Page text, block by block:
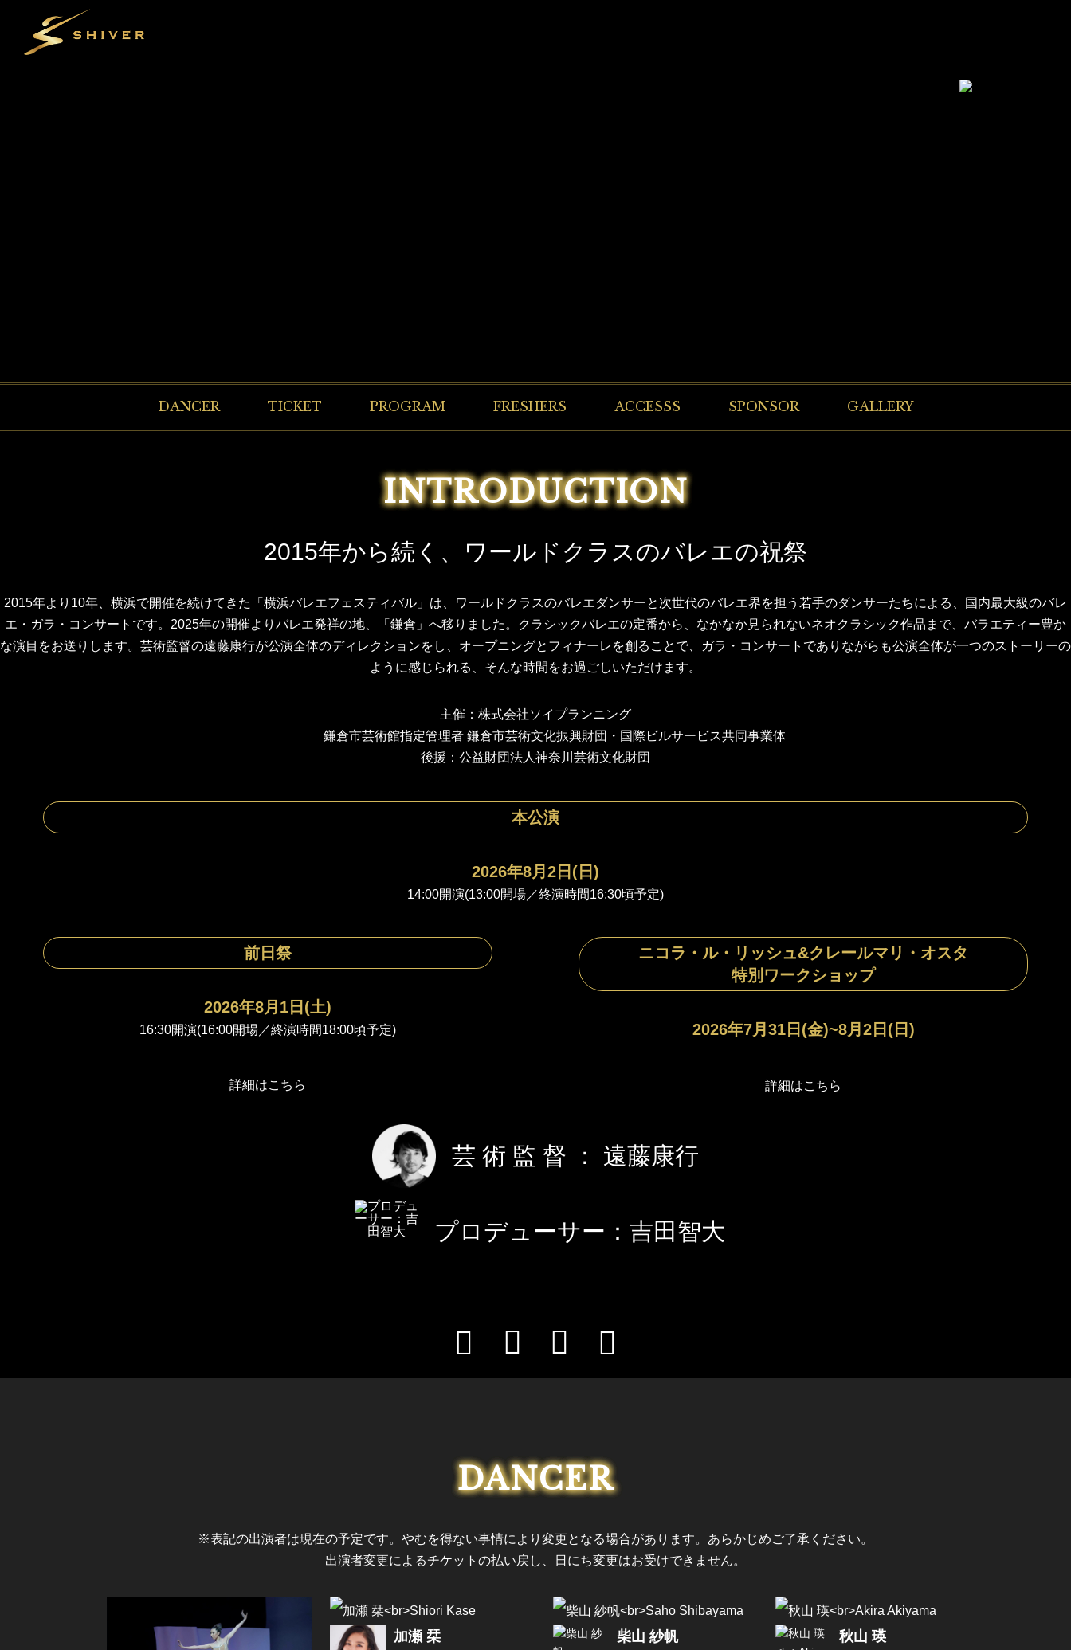
DANCER TICKET PROGRAM FRESHERS ACCESSS SPONSOR GALLERY
INTRODUCTION
2015年から続く、ワールドクラスのバレエの祝祭
2015年より10年、横浜で開催を続けてきた「横浜バレエフェスティバル」は、ワールドクラスのバレエダンサーと次世代のバレエ界を担う若手のダンサーたちによる、国内最大級のバレ
エ・ガラ・コンサートです。2025年の開催よりバレエ発祥の地、「鎌倉」へ移りました。クラシックバレエの定番から、なかなか見られないネオクラシック作品まで、バラエティー豊か
な演目をお送りします。芸術監督の遠藤康行が公演全体のディレクションをし、オープニングとフィナーレを創ることで、ガラ・コンサートでありながらも公演全体が一つのストーリーの
ように感じられる、そんな時間をお過ごしいただけます。
主催：株式会社ソイプランニング
鎌倉市芸術館指定管理者 鎌倉市芸術文化振興財団・国際ビルサービス共同事業体
後援：公益財団法人神奈川芸術文化財団
本公演
2026年8月2日(日)
14:00開演(13:00開場／終演時間16:30頃予定)
前日祭
2026年8月1日(土)
16:30開演(16:00開場／終演時間18:00頃予定)
詳細はこちら
ニコラ・ル・リッシュ&クレールマリ・オスタ
特別ワークショップ
2026年7月31日(金)~8月2日(日)
詳細はこちら
芸 術 監 督 ： 遠藤康行
プロデューサー：吉田智大
DANCER
※表記の出演者は現在の予定です。やむを得ない事情により変更となる場合があります。あらかじめご了承ください。
出演者変更によるチケットの払い戻し、日にち変更はお受けできません。
加瀬 栞
柴山 紗帆
秋山 瑛